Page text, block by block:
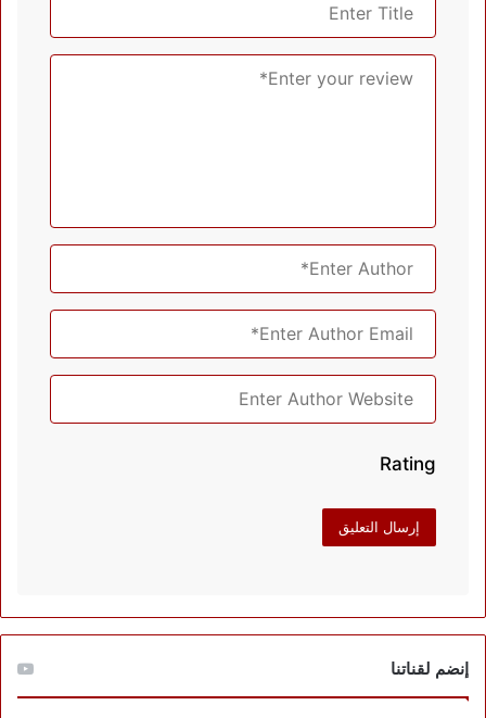
Rating
إنضم لقناتنا